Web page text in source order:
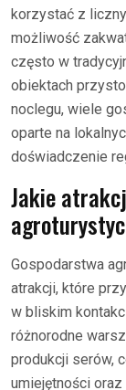
korzystać z
możliwość
często w
obiektach
noclegu, wiele
oparte na
doświadczenie
Jakie
Gospodarstwa
atrakcji, które
w bliskim
różnorodne
produkcji serów,
umiejętności